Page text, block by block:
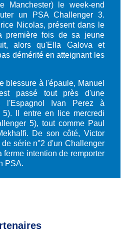
Manchester) le week-end
un PSA Challenger 3.
Nicolas, présent dans le
première fois de sa jeune
alors qu'Ella Galova et
démérité en atteignant les
blessure à l'épaule, Manuel
passé tout près d'une
l'Espagnol Ivan Perez à
5). Il entre en lice mercredi
5), tout comme Paul
De son côté, Victor
série n°2 d'un Challenger
ferme intention de remporter
PSA.